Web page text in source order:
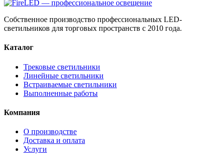
Собственное производство профессиональных LED-
светильников для торговых пространств с 2010 года.
Каталог
Трековые светильники
Линейные светильники
Встраиваемые светильники
Выполненные работы
Компания
О производстве
Доставка и оплата
Услуги